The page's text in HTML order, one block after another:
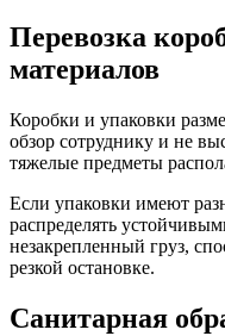
Перевозка
материалов
Коробки и упаковки
обзор сотруднику и не
тяжелые предметы
Если упаковки имеют
распределять
незакрепленный груз,
резкой остановке.
Санитарная